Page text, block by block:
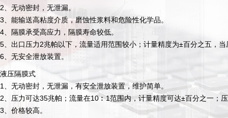
2、无动密封，无泄漏。
3、能输送高粘度介质，磨蚀性浆料和危险性化学品。
4、隔膜承受高应力，隔膜寿命较低。
5、出口压力2兆帕以下，流量适用范围较小；计量精度为±百分之五，
6、无安全泄放装置。
液压隔膜式
1、无动密封，无泄漏，有安全泄放装置，维护简单。
2、压力可达35兆帕；流量在10︰1范围内，计量精度可达±百分之一；
3、价格较高。